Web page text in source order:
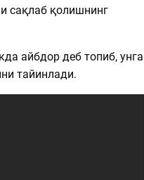
сақлаб қолишнинг
айбдор деб топиб, унга
тайинлади.